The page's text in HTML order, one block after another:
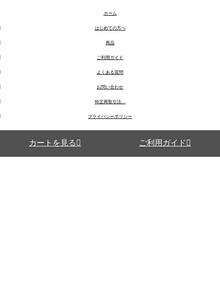
ホーム
はじめての方へ
商品
ご利用ガイド
よくある質問
お問い合わせ
特定商取引法…
プライバシーポリシー
カートを見る ご利用ガイド